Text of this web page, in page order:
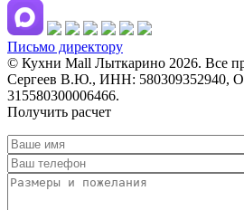
Письмо директору
© Кухни Mall Лыткарино 2026. Все
Сергеев В.Ю., ИНН: 580309352940,
315580300006466.
Получить расчет